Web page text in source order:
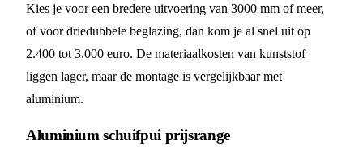
Kies je voor een bredere uitvoering van 3000 mm of meer,
of voor driedubbele beglazing, dan kom je al snel uit op
2.400 tot 3.000 euro. De materiaalkosten van kunststof
liggen lager, maar de montage is vergelijkbaar met
aluminium.
Aluminium schuifpui prijsrange